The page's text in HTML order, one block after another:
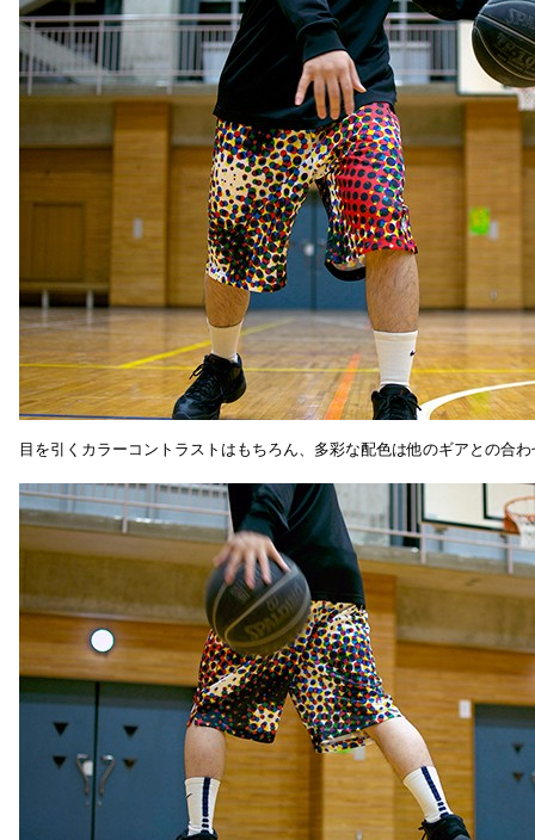
目を引くカラーコントラストはもちろん、多彩な配色は他のギアとの合